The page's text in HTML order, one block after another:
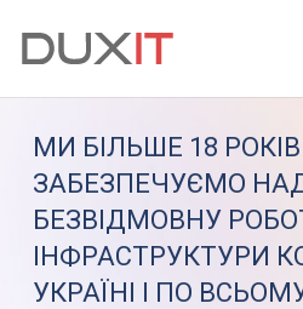
МИ БІЛЬШЕ 18
ЗАБЕЗПЕЧУЄМО
БЕЗВІДМОВНУ
ІНФРАСТРУКТУРИ
УКРАЇНІ І ПО